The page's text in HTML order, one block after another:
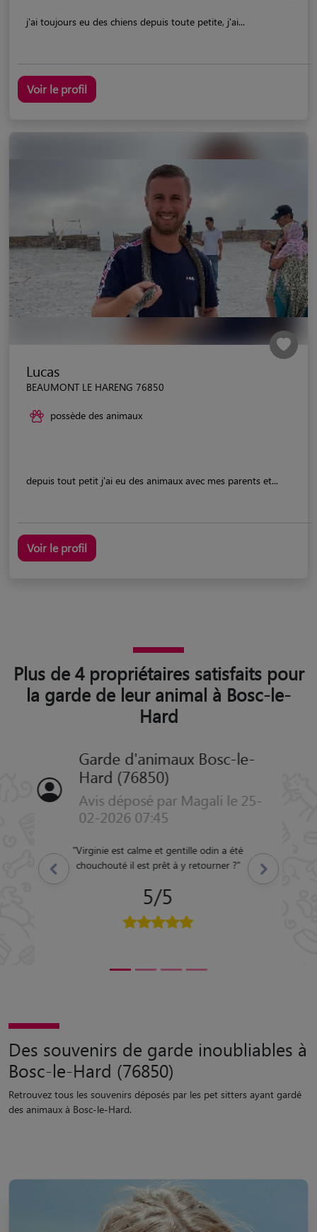
j'ai toujours eu des chiens depuis toute petite, j'ai...
Voir le profil
Lucas
BEAUMONT LE HARENG 76850
possède des animaux
depuis tout petit j'ai eu des animaux avec mes parents et...
Voir le profil
Plus de 4 propriétaires satisfaits pour
la garde de leur animal à Bosc-le-
Hard
Garde d'animaux Bosc-le-
Hard (76850)
Avis déposé par Lucile le 29-08-
2025 19:57
"Merci à Camille d'avoir pris soins de nos
matous ? nous ferons de nouveau appel à
5/5
Précédent Suivant
Des souvenirs de garde inoubliables à
Bosc-le-Hard (76850)
Retrouvez tous les souvenirs déposés par les pet sitters ayant gardé
des animaux à Bosc-le-Hard.